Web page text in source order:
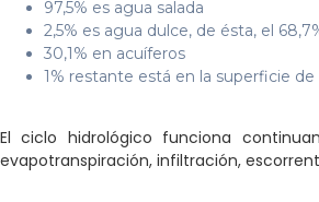
97,5% es agua salada
2,5% es agua dulce, de ésta, el
30,1% en acuíferos
1% restante está en la superficie
El ciclo hidrológico funciona
evapotranspiración, infiltración,